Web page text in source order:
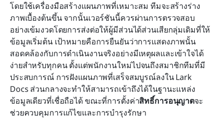
โดยใช้เครื่องมือสร้างแผนภาพที่เหมาะสม ทีมจะสร้างร่าง
ภาพเบื้องต้นขึ้น จากนั้นเวอร์ชันนี้ควรผ่านการตรวจสอบ
อย่างเข้มงวดโดยการส่งต่อให้ผู้มีส่วนได้ส่วนเสียกลุ่มเดิมที่ให้
ข้อมูลเริ่มต้น เป้าหมายคือการยืนยันว่าการแสดงภาพนั้น
สอดคล้องกับการดำเนินงานจริงอย่างมีเหตุผลและเข้าใจได้
ง่ายสำหรับทุกคน ตั้งแต่พนักงานใหม่ไปจนถึงสมาชิกทีมที่มี
ประสบการณ์ การฝังแผนภาพที่เสร็จสมบูรณ์ลงใน Lark
Docs ส่วนกลางจะทำให้สามารถเข้าถึงได้ในฐานะแหล่ง
ข้อมูลเดียวที่เชื่อถือได้ ขณะที่การตั้งค่าสิทธิ์การอนุญาตจะ
ช่วยควบคุมการแก้ไขและการบำรุงรักษา